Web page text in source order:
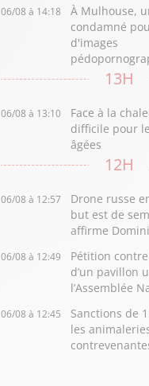
06/08 à 14:18
À Mulhouse,
condamné
d'images
13H
06/08 à 13:10
Face à la
difficile pour
âgées
12H
06/08 à 12:57
Drone russe
but est de
affirme
06/08 à 12:49
Pétition
d’un pavillon
l’Assemblée
06/08 à 12:45
Sanctions de
les